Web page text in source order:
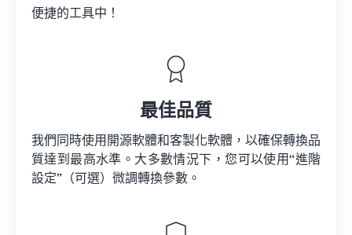
便捷的工具中！
最佳品質
我們同時使用開源軟體和客製化軟體，以確保轉換品
質達到最高水準。大多數情況下，您可以使用“進階
設定”（可選）微調轉換參數。